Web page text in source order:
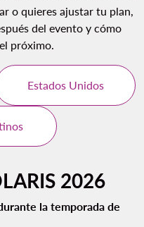
o quieres ajustar tu plan,
del evento y cómo
próximo.
Estados Unidos
2026
la temporada de